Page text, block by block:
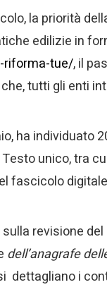
la priorità
edilizie in
riforma-tue/, il
tutti gli enti
ha individuato
unico, tra
fascicolo
revisione del
dell’anagrafe
dettagliano i